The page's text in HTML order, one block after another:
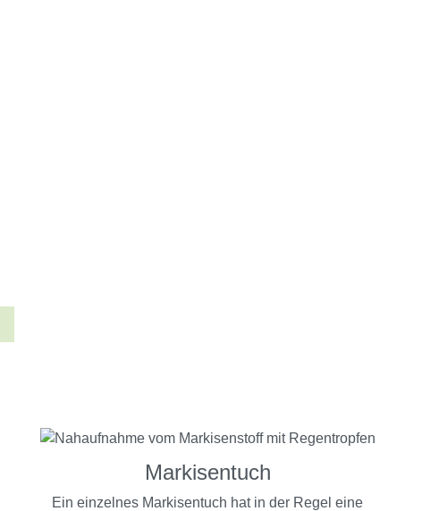
Markisentuch
Ein einzelnes Markisentuch hat in der Regel eine